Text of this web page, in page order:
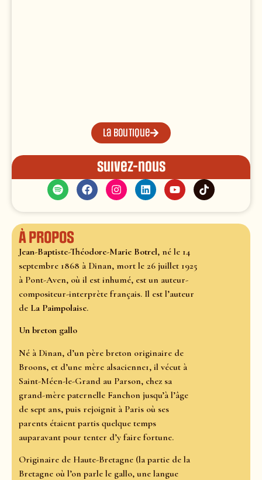
La boutique
Suivez-nous
À propos
Jean-Baptiste-Théodore-Marie Botrel, né le 14
septembre 1868 à Dinan, mort le 26 juillet 1925
à Pont-Aven, où il est inhumé, est un auteur-
compositeur-interprète français. Il est l’auteur
de La Paimpolaise.
Un breton gallo
Né à Dinan, d’un père breton originaire de
Broons, et d’une mère alsacienne1, il vécut à
Saint-Méen-le-Grand au Parson, chez sa
grand-mère paternelle Fanchon jusqu’à l’âge
de sept ans, puis rejoignit à Paris où ses
parents étaient partis quelque temps
auparavant pour tenter d’y faire fortune.
Originaire de Haute-Bretagne (la partie de la
Bretagne où l’on parle le gallo, une langue